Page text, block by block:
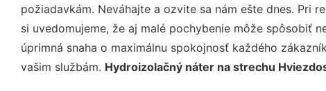
požiadavkám. Neváhajte a ozvite sa nám ešte dnes. Pri
si uvedomujeme, že aj malé pochybenie môže spôsobiť
úprimná snaha o maximálnu spokojnosť každého
vašim službám. Hydroizolačný náter na strechu